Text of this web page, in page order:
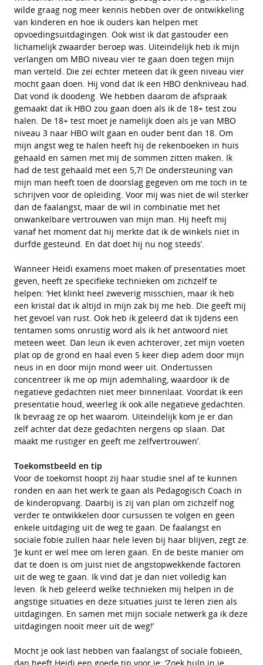
wilde graag nog meer kennis hebben over de ontwikkeling
van kinderen en hoe ik ouders kan helpen met
opvoedingsuitdagingen. Ook wist ik dat gastouder een
lichamelijk zwaarder beroep was. Uiteindelijk heb ik mijn
verlangen om MBO niveau vier te gaan doen tegen mijn
man verteld. Die zei echter meteen dat ik geen niveau vier
mocht gaan doen. Hij vond dat ik een HBO denkniveau had.
Dat vond ik doodeng. We hebben daarom de afspraak
gemaakt dat ik HBO zou gaan doen als ik de 18+ test zou
halen. De 18+ test moet je namelijk doen als je van MBO
niveau 3 naar HBO wilt gaan en ouder bent dan 18. Om
mijn angst weg te halen heeft hij de rekenboeken in huis
gehaald en samen met mij de sommen zitten maken. Ik
had de test gehaald met een 5,7! De ondersteuning van
mijn man heeft toen de doorslag gegeven om me toch in te
schrijven voor de opleiding. Voor mij was niet de wil sterker
dan de faalangst, maar de wil in combinatie met het
onwankelbare vertrouwen van mijn man. Hij heeft mij
vanaf het moment dat hij merkte dat ik de winkels niet in
durfde gesteund. En dat doet hij nu nog steeds’.
Wanneer Heidi examens moet maken of presentaties moet
geven, heeft ze specifieke technieken om zichzelf te
helpen: ‘Het klinkt heel zweverig misschien, maar ik heb
een kristal dat ik altijd in mijn zak bij me heb. Die geeft mij
het gevoel van rust. Ook heb ik geleerd dat ik tijdens een
tentamen soms onrustig word als ik het antwoord niet
meteen weet. Dan leun ik even achterover, zet mijn voeten
plat op de grond en haal even 5 keer diep adem door mijn
neus in en door mijn mond weer uit. Ondertussen
concentreer ik me op mijn ademhaling, waardoor ik de
negatieve gedachten niet meer binnenlaat. Voordat ik een
presentatie houd, weerleg ik ook alle negatieve gedachten.
Ik bevraag ze op het waarom. Uiteindelijk kom je er dan
zelf achter dat deze gedachten nergens op slaan. Dat
maakt me rustiger en geeft me zelfvertrouwen’.
Toekomstbeeld en tip
Voor de toekomst hoopt zij haar studie snel af te kunnen
ronden en aan het werk te gaan als Pedagogisch Coach in
de kinderopvang. Daarbij is zij van plan om zichzelf nog
verder te ontwikkelen door cursussen te volgen en geen
enkele uitdaging uit de weg te gaan. De faalangst en
sociale fobie zullen haar hele leven bij haar blijven, zegt ze.
‘Je kunt er wel mee om leren gaan. En de beste manier om
dat te doen is om juist niet de angstopwekkende factoren
uit de weg te gaan. Ik vind dat je dan niet volledig kan
leven. Ik heb geleerd welke technieken mij helpen in de
angstige situaties en deze situaties juist te leren zien als
uitdagingen. En samen met mijn sociale netwerk ga ik deze
uitdagingen nooit meer uit de weg!’
Mocht je ook last hebben van faalangst of sociale fobieën,
dan heeft Heidi een goede tip voor je: ‘Zoek hulp in je